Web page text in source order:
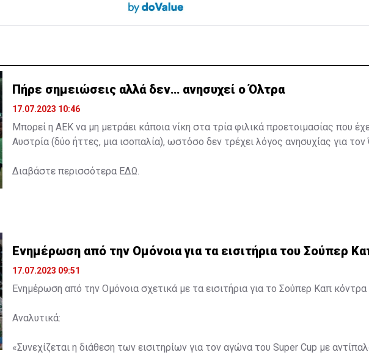
Πήρε σημειώσεις αλλά δεν… ανησυχεί ο Όλτρα
17.07.2023 10:46
Μπορεί η ΑΕΚ να μη μετράει κάποια νίκη στα τρία φιλικά προετοιμασίας που
Αυστρία (δύο ήττες, μια ισοπαλία), ωστόσο δεν τρέχει λόγος ανησυχίας για τον
Διαβάστε περισσότερα ΕΔΩ
Ενημέρωση από την Ομόνοια για τα εισιτήρια του Σούπερ
17.07.2023 09:51
Ενημέρωση από την Ομόνοια σχετικά με τα εισιτήρια για το Σούπερ Καπ κόντρα
Αναλυτικά:
«Συνεχίζεται η διάθεση των εισιτηρίων για τον αγώνα του Super Cup με